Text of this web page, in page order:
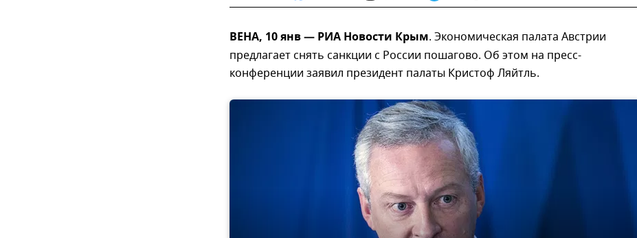
ВЕНА, 10 янв — РИА Новости Крым. Экономическая палата Австрии
предлагает снять санкции с России пошагово. Об этом на пресс-
конференции заявил президент палаты Кристоф Ляйтль.